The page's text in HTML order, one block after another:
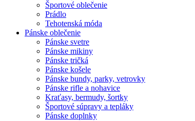
Športové oblečenie
Prádlo
Tehotenská móda
Pánske oblečenie
Pánske svetre
Pánske mikiny
Pánske tričká
Pánske košele
Pánske bundy, parky, vetrovky
Pánske rifle a nohavice
Kraťasy, bermudy, šortky
Športové súpravy a tepláky
Pánske doplnky